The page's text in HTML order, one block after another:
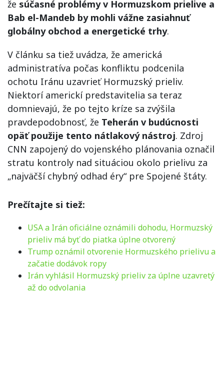
že súčasné problémy v Hormuzskom prielive a
Bab el-Mandeb by mohli vážne zasiahnuť
globálny obchod a energetické trhy.
V článku sa tiež uvádza, že americká
administratíva počas konfliktu podcenila
ochotu Iránu uzavrieť Hormuzský prieliv.
Niektorí americkí predstavitelia sa teraz
domnievajú, že po tejto kríze sa zvýšila
pravdepodobnosť, že Teherán v budúcnosti
opäť použije tento nátlakový nástroj. Zdroj
CNN zapojený do vojenského plánovania označil
stratu kontroly nad situáciou okolo prielivu za
„najväčší chybný odhad éry“ pre Spojené štáty.
Prečítajte si tiež:
USA a Irán oficiálne oznámili dohodu, Hormuzský
prieliv má byť do piatka úplne otvorený
Trump oznámil otvorenie Hormuzského prielivu a
začatie dodávok ropy
Irán vyhlásil Hormuzský prieliv za úplne uzavretý
až do odvolania